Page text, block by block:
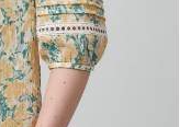
先享後付」服務完成之交
交易相關給付款項請求債